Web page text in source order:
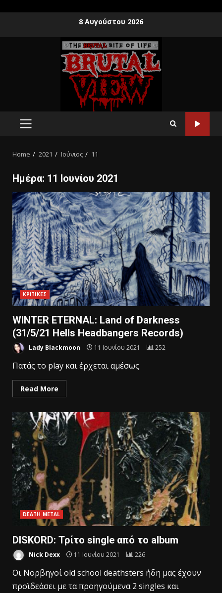
8 Αυγούστου 2026
Home 2021 Ιούνιος 11
Ημέρα: 11 Ιουνίου 2021
ΚΡΙΤΙΚΕΣ
WINTER ETERNAL: Land of Darkness
(31/5/21 Hells Headbangers Records)
Lady Blackmoon 11 Ιουνίου 2021 252
Πατάς το play και έρχεται αμέσως
Read More
DEATH METAL
DISKORD: Τρίτο single από το album
Nick Dexx 11 Ιουνίου 2021 226
Οι Νορβηγοί old school deathsters ήδη μας έχουν
προϊδεάσει με τα προηγούμενα 2 singles και